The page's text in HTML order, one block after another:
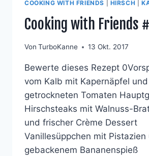
COOKING WITH FRIENDS HIRSCH |
Cooking with Friends
Von TurboKanne 13 Okt. 2017
Bewerte dieses Rezept
vom Kalb mit Kapernäpfel
getrockneten Tomaten
Hirschsteaks mit Walnuss-
und frischer Crème Dessert
Vanillesüppchen mit Pistazien
gebackenem Bananenspieß